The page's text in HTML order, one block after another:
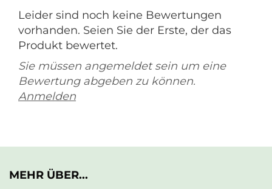
Leider sind noch keine Bewertungen
vorhanden. Seien Sie der Erste, der das
Produkt bewertet.
Sie müssen angemeldet sein um eine
Bewertung abgeben zu können.
Anmelden
MEHR ÜBER...